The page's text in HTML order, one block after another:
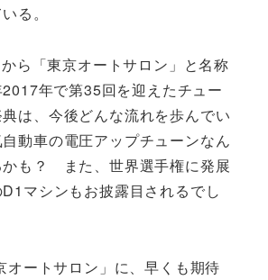
る。
ら「東京オートサロン」と名称
年で第35回を迎えたチュー
は、今後どんな流れを歩んでい
動車の電圧アップチューンなん
かも？ また、世界選手権に発展
マシンもお披露目されるでし
オートサロン」に、早くも期待